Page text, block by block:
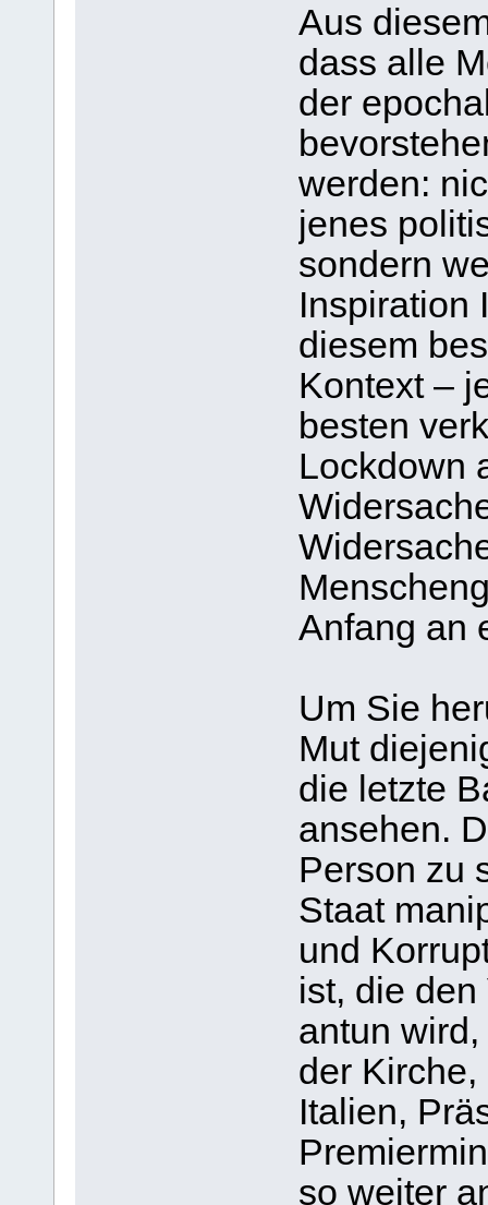
Aus
dass alle
der
werden:
jenes
sondern
Inspiration
diesem
Kontext –
besten
Lockdown
Anfang an
Um Sie
Mut
die letzte
ansehen.
Person zu
Staat
und
ist, die
antun
der
Italien,
so weiter